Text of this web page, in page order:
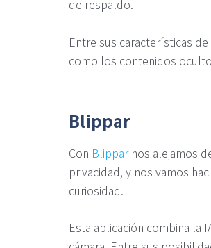
de respaldo.
Entre sus características
como los contenidos
Blippar
Con Blipparnos alejamos
privacidad, y nos vamos
curiosidad.
Esta aplicación combina la